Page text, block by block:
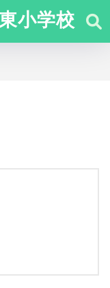
小学校